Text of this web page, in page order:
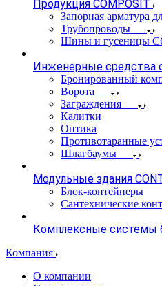
Продукция COMPOSIT
Запорная арматура
Трубопроводы
Шины и гусеницы
Инженерные средства
Бронированный
Ворота
Заграждения
Калитки
Оптика
Противотаранные
Шлагбаумы
Модульные здания
Блок-контейнеры
Сантехнические
Комплексные системы
Компания
О компании